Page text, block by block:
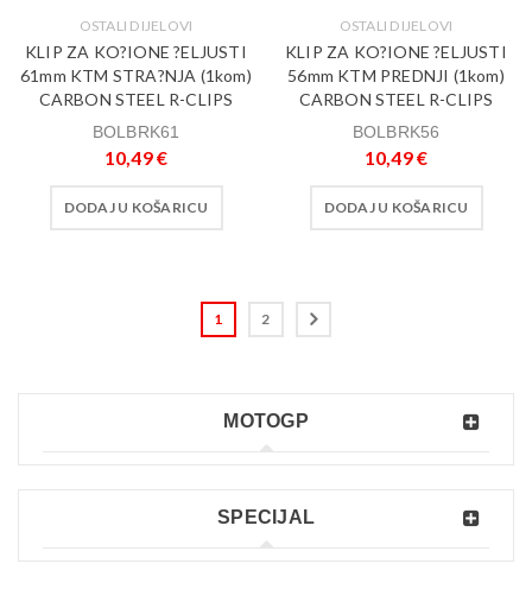
MOTOGP
SPECIJAL
OSTALI DIJELOVI
KLIP ZA KO?IONE ?ELJUSTI
61mm KTM STRA?NJA (1kom)
CARBON STEEL R-CLIPS
BOLBRK61
10,49€
DODAJ U KOŠARICU
OSTALI DIJELOVI
KLIP ZA KO?IONE ?ELJUSTI
56mm KTM PREDNJI (1kom)
CARBON STEEL R-CLIPS
BOLBRK56
10,49€
DODAJ U KOŠARICU
1 2